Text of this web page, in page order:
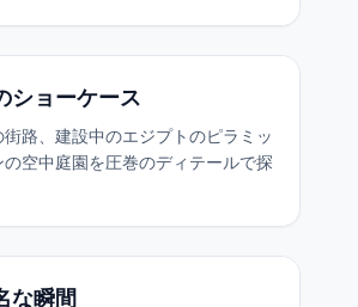
ショーケース
路、建設中のエジプトのピラミッ
の空中庭園を圧巻のディテールで探
な瞬間